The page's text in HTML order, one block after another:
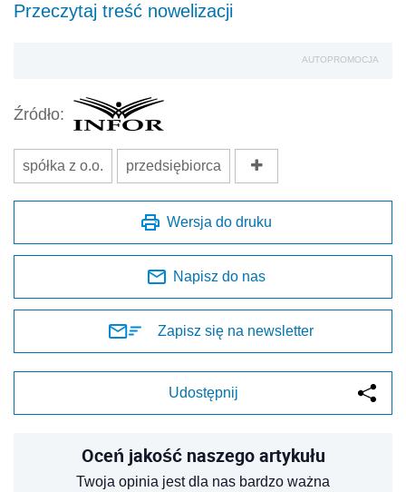
Przeczytaj treść nowelizacji
AUTOPROMOCJA
Źródło:
spółka z o.o. przedsiębiorca
Wersja do druku
Napisz do nas
Zapisz się na newsletter
Udostępnij
Oceń jakość naszego artykułu
Twoja opinia jest dla nas bardzo ważna